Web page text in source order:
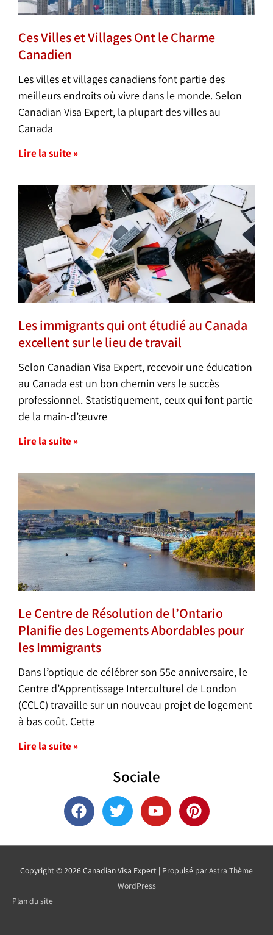
Ces Villes et Villages Ont le Charme
Canadien
Les villes et villages canadiens font partie des
meilleurs endroits où vivre dans le monde. Selon
Canadian Visa Expert, la plupart des villes au
Canada
Lire la suite »
Les immigrants qui ont étudié au Canada
excellent sur le lieu de travail
Selon Canadian Visa Expert, recevoir une éducation
au Canada est un bon chemin vers le succès
professionnel. Statistiquement, ceux qui font partie
de la main-d’œuvre
Lire la suite »
Le Centre de Résolution de l’Ontario
Planifie des Logements Abordables pour
les Immigrants
Dans l’optique de célébrer son 55e anniversaire, le
Centre d’Apprentissage Interculturel de London
(CCLC) travaille sur un nouveau projet de logement
à bas coût. Cette
Lire la suite »
Sociale
F
a
c
e
b
o
T
w
i
t
t
e
r
Y
o
u
t
u
b
e
P
i
n
t
e
r
Copyright © 2026Canadian Visa Expert | Propulsé parAstra Thème
WordPress
Plan du site